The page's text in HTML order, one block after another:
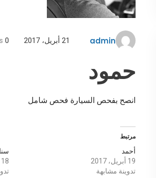
admin 21 أبريل، 2017 0
حمود
انصح بفحص السيارة فحص شامل
مرتبط
أحمد
19 أبريل، 2017
تدوينة مشابهة
18 أبريل، 2017